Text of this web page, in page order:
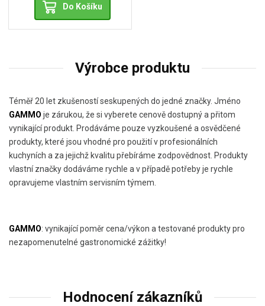
Do Košíku
Výrobce produktu
Téměř 20 let zkušeností seskupených do jedné značky. Jméno
GAMMO je zárukou, že si vyberete cenově dostupný a přitom
vynikající produkt. Prodáváme pouze vyzkoušené a osvědčené
produkty, které jsou vhodné pro použití v profesionálních
kuchyních a za jejichž kvalitu přebíráme zodpovědnost. Produkty
vlastní značky dodáváme rychle a v případě potřeby je rychle
opravujeme vlastním servisním týmem.
GAMMO: vynikající poměr cena/výkon a testované produkty pro
nezapomenutelné gastronomické zážitky!
Hodnocení zákazníků